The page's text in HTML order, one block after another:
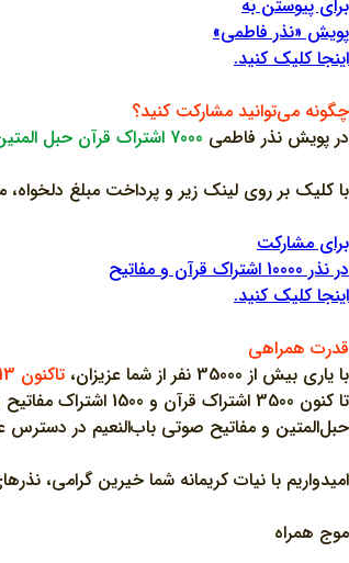
برای پیوستن به
پویش «نذر فاطمی»
اینجا کلیک کنید.
چگونه می‌توانید مشارکت کنید؟
در پویش نذر فاطمی 7000 اشتراک قرآن حبل المتین و 3000 اشتراک مفاتیح باب النعیم
با کلیک بر روی لینک زیر و پرداخت مبلغ
برای مشارکت
در نذر 10000 اشتراک قرآن و مفاتیح
اینجا کلیک کنید.
قدرت همراهی
با یاری بیش از 35000 نفر از شما عزیزان،
تاکنون 13 پویش نذر قرآن و مفاتیح برگزار شده است
تا کنون 3500
حبل‌المتین و مفاتیح صوتی باب‌النعیم در دسترس
امیدواریم با نیات کریمانه شما خیرین گرامی،
موج همراه